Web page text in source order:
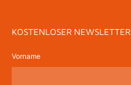
KOSTENLOSER NEWSLETTER
Vorname